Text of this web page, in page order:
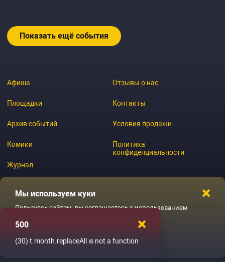
Показать ещё события
Афиша
Площадки
Архив событий
Комики
Журнал
Отзывы о нас
Контакты
Условия продажи
Политика
конфиденциальности
© 2026 GoStandup.ru
Мы используем куки
Пользуясь сайтом, вы соглашаетесь с использованием
Ладненько
500
(30) t.month.replaceAll is not a function